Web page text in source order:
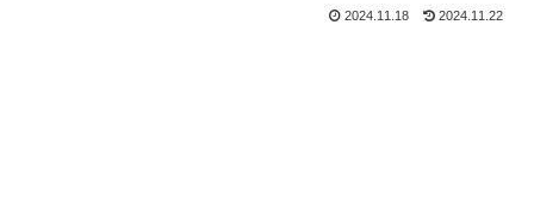
2024.11.18 2024.11.22